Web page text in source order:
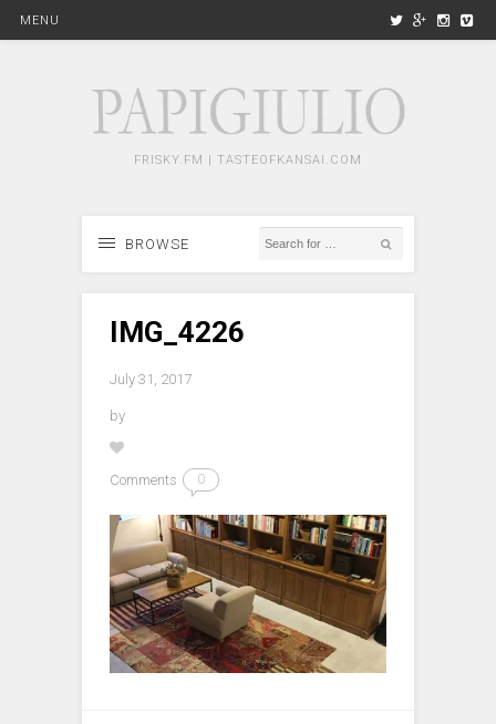
MENU
FRISKY.FM | TASTEOFKANSAI.COM
BROWSE
IMG_4226
July 31, 2017
by
Comments 0